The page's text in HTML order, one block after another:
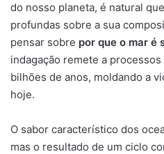
do nosso planeta, é natural
profundas sobre a sua
pensar sobre por que o mar é
indagação remete a
bilhões de anos, moldando a
hoje.
O sabor característico dos
mas o resultado de um ciclo